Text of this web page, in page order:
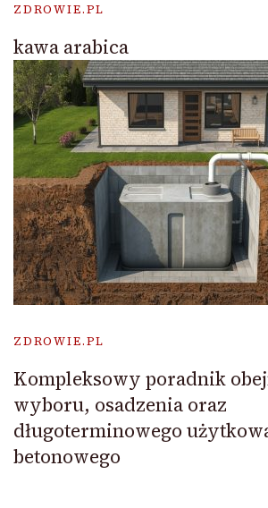
ZDROWIE.PL
kawa arabica
ZDROWIE.PL
Kompleksowy poradnik
wyboru, osadzenia oraz
długoterminowego
betonowego